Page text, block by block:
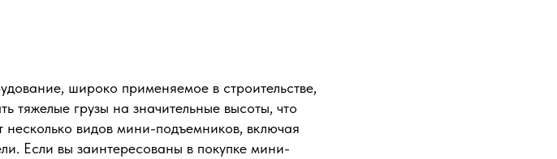
широко применяемое в строительстве,
тяжелые грузы на значительные высоты, что
видов мини-подъемников, включая
Если вы заинтересованы в покупке мини-